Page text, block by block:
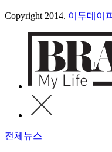
Copyright 2014. 이투데이
전체뉴스